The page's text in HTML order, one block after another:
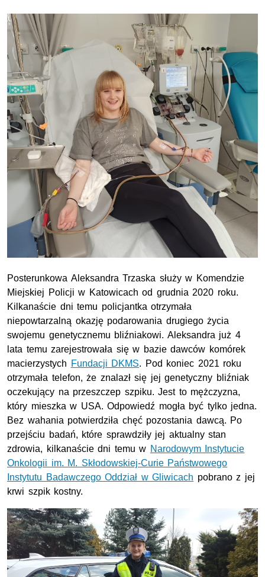
Posterunkowa Aleksandra Trzaska służy w Komendzie
Miejskiej Policji w Katowicach od grudnia 2020 roku.
Kilkanaście dni temu policjantka otrzymała
niepowtarzalną okazję podarowania drugiego życia
swojemu genetycznemu bliźniakowi. Aleksandra już 4
lata temu zarejestrowała się w bazie dawców komórek
macierzystych Fundacji DKMS. Pod koniec 2021 roku
otrzymała telefon, że znalazł się jej genetyczny bliźniak
oczekujący na przeszczep szpiku. Jest to mężczyzna,
który mieszka w USA. Odpowiedź mogła być tylko jedna.
Bez wahania potwierdziła chęć pozostania dawcą. Po
przejściu badań, które sprawdziły jej aktualny stan
zdrowia, kilkanaście dni temu w Narodowym Instytucie
Onkologii im. M. Skłodowskiej-Curie Państwowego
Instytutu Badawczego Oddział w Gliwicach pobrano z jej
krwi szpik kostny.